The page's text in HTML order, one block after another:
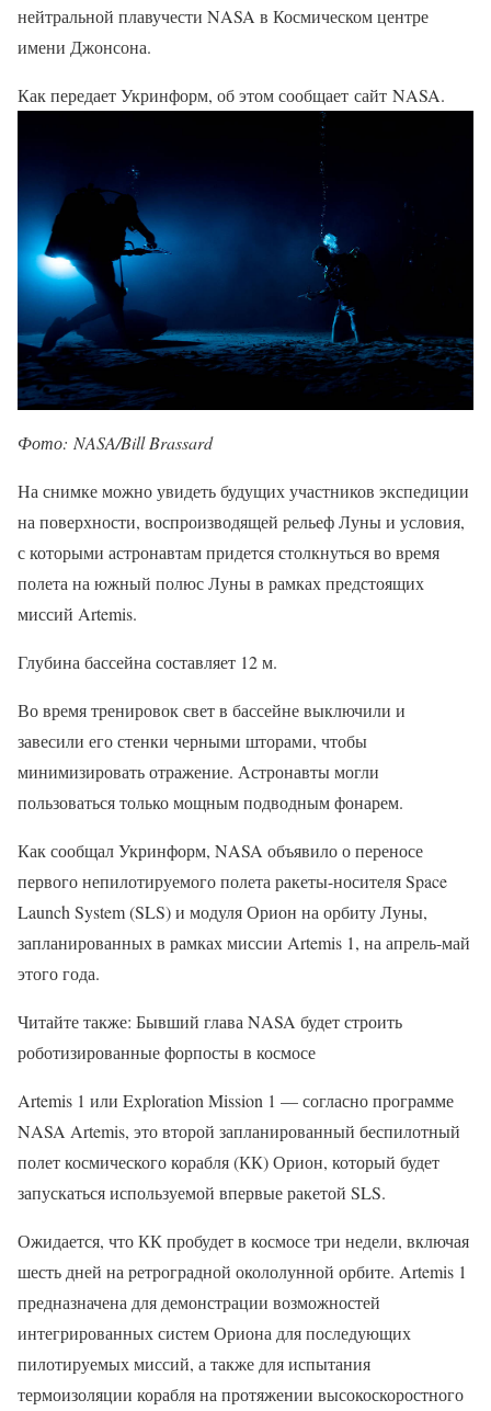
нейтральной плавучести NASA в Космическом центре
имени Джонсона.
Как передает Укринформ, об этом сообщает сайт NASA.
Фото: NASA/Bill Brassard
На снимке можно увидеть будущих участников экспедиции
на поверхности, воспроизводящей рельеф Луны и условия,
с которыми астронавтам придется столкнуться во время
полета на южный полюс Луны в рамках предстоящих
миссий Artemis.
Глубина бассейна составляет 12 м.
Во время тренировок свет в бассейне выключили и
завесили его стенки черными шторами, чтобы
минимизировать отражение. Астронавты могли
пользоваться только мощным подводным фонарем.
Как сообщал Укринформ, NASA объявило о переносе
первого непилотируемого полета ракеты-носителя Space
Launch System (SLS) и модуля Орион на орбиту Луны,
запланированных в рамках миссии Artemis 1, на апрель-май
этого года.
Читайте также: Бывший глава NASA будет строить
роботизированные форпосты в космосе
Artemis 1 или Exploration Mission 1 — согласно программе
NASA Artemis, это второй запланированный беспилотный
полет космического корабля (КК) Орион, который будет
запускаться используемой впервые ракетой SLS.
Ожидается, что КК пробудет в космосе три недели, включая
шесть дней на ретроградной окололунной орбите. Artemis 1
предназначена для демонстрации возможностей
интегрированных систем Ориона для последующих
пилотируемых миссий, а также для испытания
термоизоляции корабля на протяжении высокоскоростного